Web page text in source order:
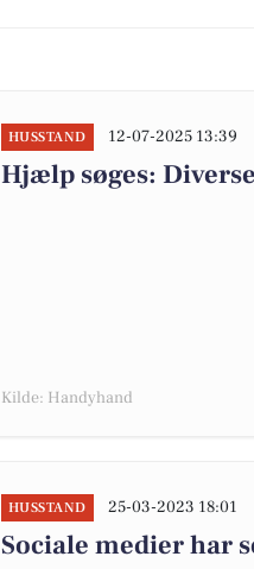
HUSSTAND 12-07-2025 13:39
Hjælp søges:
Kilde: Handyhand
HUSSTAND 25-03-2023 18:01
Sociale medier har